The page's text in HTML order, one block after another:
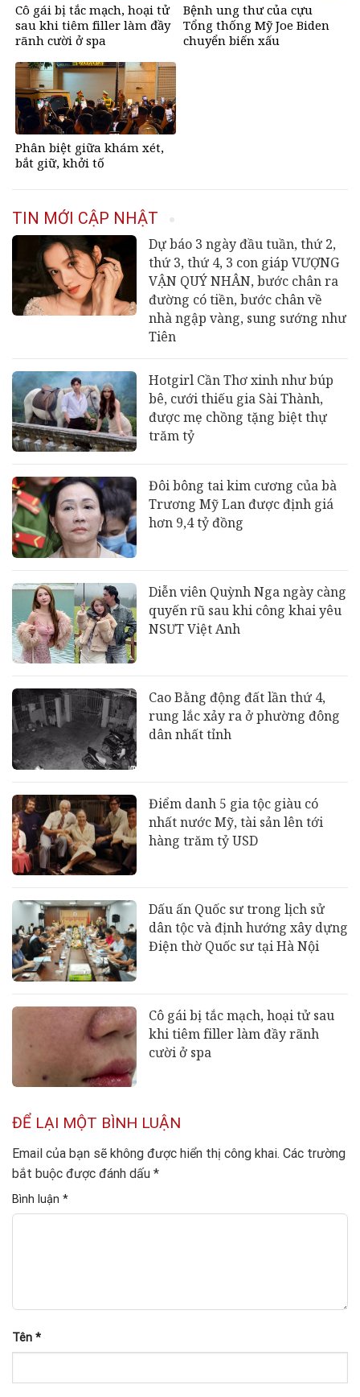
Cô gái bị tắc mạch, hoại tử
sau khi tiêm filler làm đầy
rãnh cười ở spa
Bệnh ung thư của cựu
Tổng thống Mỹ Joe Biden
chuyển biến xấu
Phân biệt giữa khám xét,
bắt giữ, khởi tố
TIN MỚI CẬP NHẬT
Dự báo 3 ngày đầu tuần, thứ 2,
thứ 3, thứ 4, 3 con giáp VƯỢNG
VẬN QUÝ NHÂN, bước chân ra
đường có tiền, bước chân về
nhà ngập vàng, sung sướng như
Tiên
Hotgirl Cần Thơ xinh như búp
bê, cưới thiếu gia Sài Thành,
được mẹ chồng tặng biệt thự
trăm tỷ
Đôi bông tai kim cương của bà
Trương Mỹ Lan được định giá
hơn 9,4 tỷ đồng
Diễn viên Quỳnh Nga ngày càng
quyến rũ sau khi công khai yêu
NSƯT Việt Anh
Cao Bằng động đất lần thứ 4,
rung lắc xảy ra ở phường đông
dân nhất tỉnh
Điểm danh 5 gia tộc giàu có
nhất nước Mỹ, tài sản lên tới
hàng trăm tỷ USD
Dấu ấn Quốc sư trong lịch sử
dân tộc và định hướng xây dựng
Điện thờ Quốc sư tại Hà Nội
Cô gái bị tắc mạch, hoại tử sau
khi tiêm filler làm đầy rãnh
cười ở spa
ĐỂ LẠI MỘT BÌNH LUẬN
Email của bạn sẽ không được hiển thị công khai. Các trường
bắt buộc được đánh dấu *
Bình luận *
Tên *